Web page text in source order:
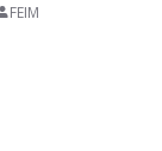
FEIM